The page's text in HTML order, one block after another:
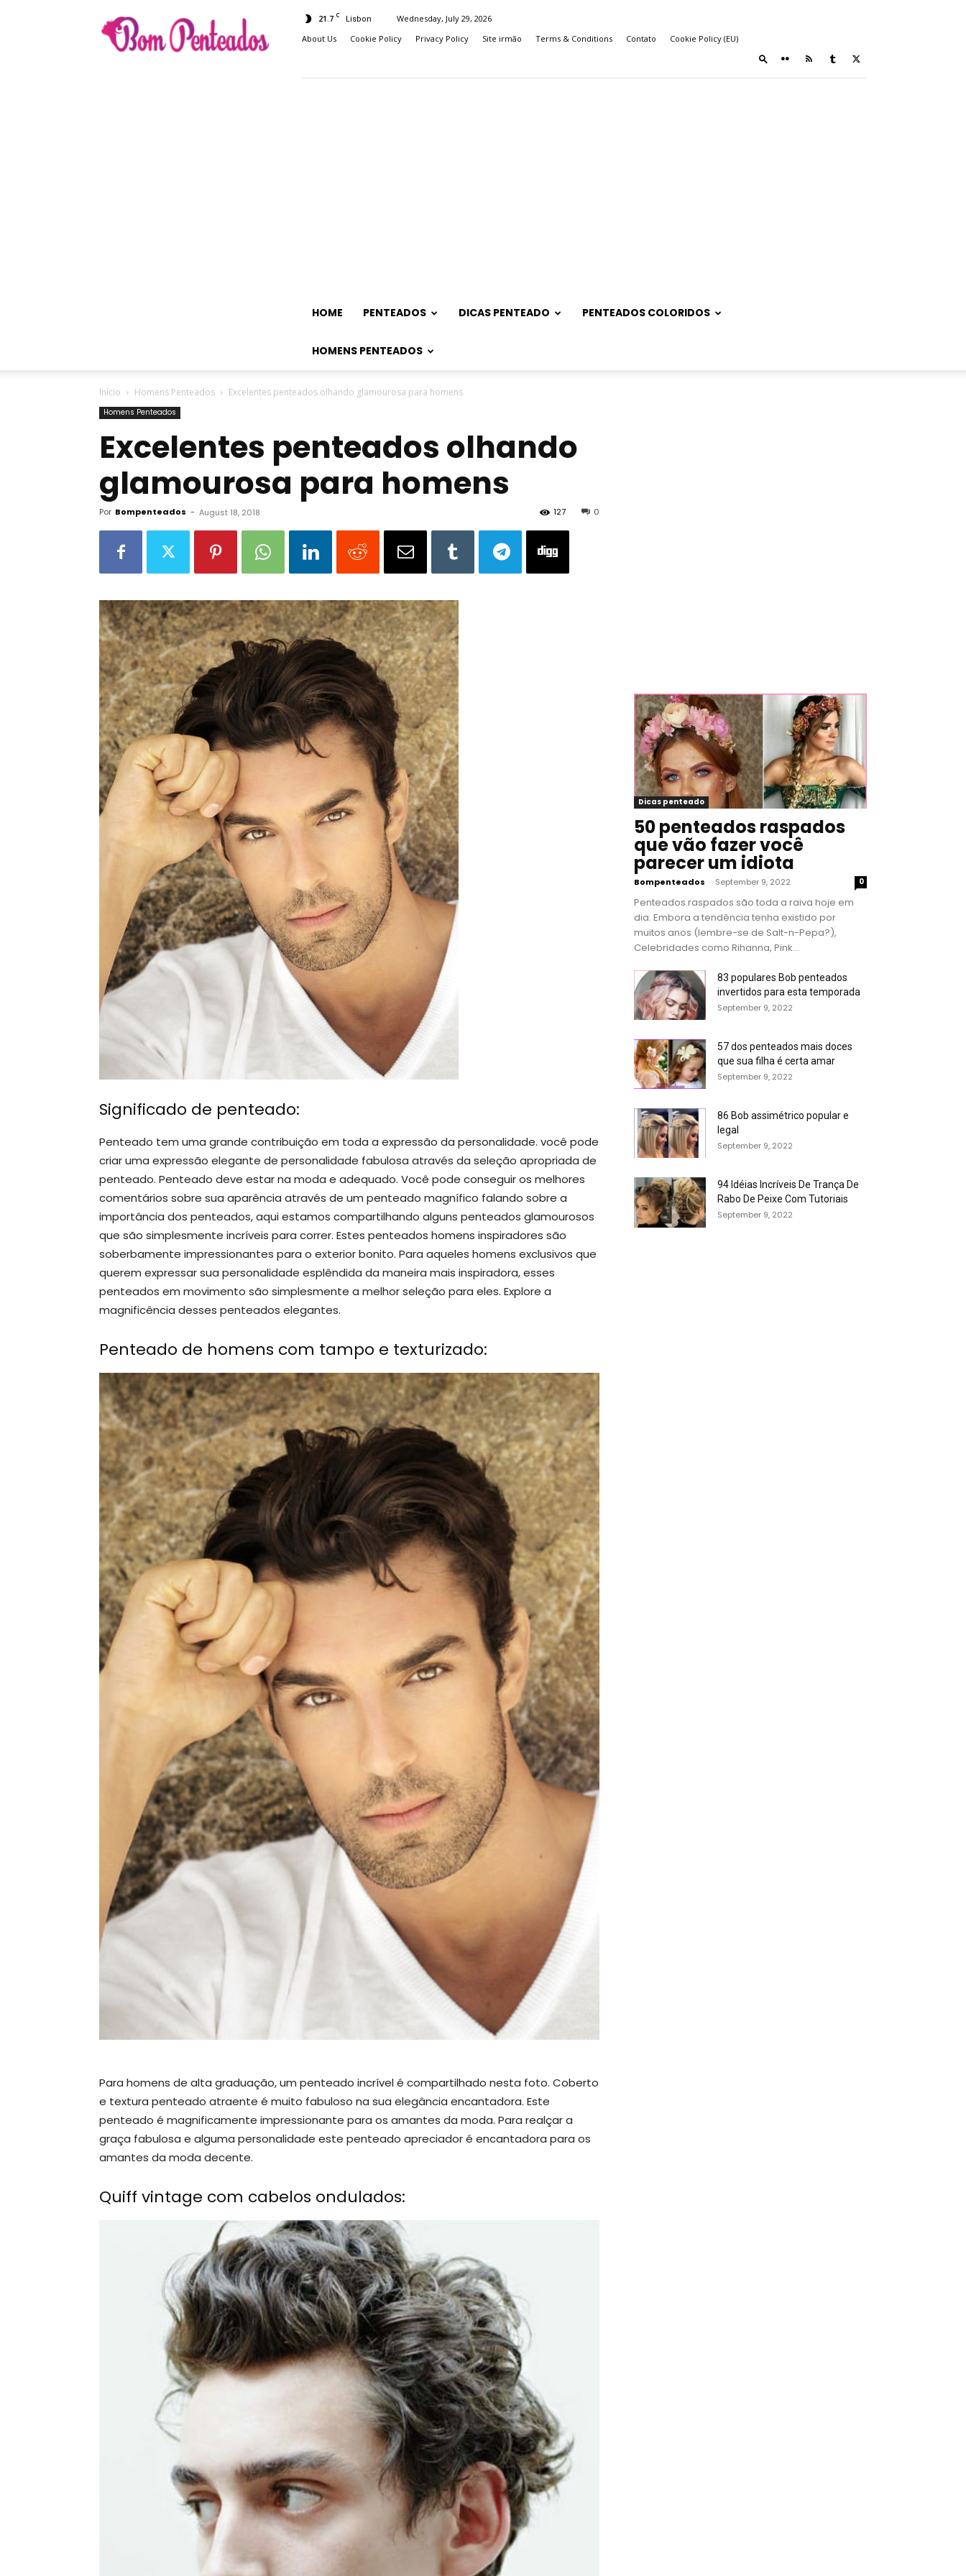
Penteados
21.7 C Lisbon
Wednesday, July 29, 2026
About Us
Cookie Policy Privacy Policy Site irmão Terms & Conditions Contato Cookie Policy (EU)
HOME PENTEADOS DICAS PENTEADO PENTEADOS COLORIDOS
HOMENS PENTEADOS
Início Homens Penteados Excelentes penteados olhando glamourosa para homens
Homens Penteados
Excelentes penteados olhando
glamourosa para homens
Por Bompenteados - August 18, 2018 0
127
Significado de penteado:
Penteado tem uma grande contribuição em toda a expressão da personalidade. você pode
criar uma expressão elegante de personalidade fabulosa através da seleção apropriada de
penteado. Penteado deve estar na moda e adequado. Você pode conseguir os melhores
comentários sobre sua aparência através de um penteado magnífico falando sobre a
importância dos penteados, aqui estamos compartilhando alguns penteados glamourosos
que são simplesmente incríveis para correr. Estes penteados homens inspiradores são
soberbamente impressionantes para o exterior bonito. Para aqueles homens exclusivos que
querem expressar sua personalidade esplêndida da maneira mais inspiradora, esses
penteados em movimento são simplesmente a melhor seleção para eles. Explore a
magnificência desses penteados elegantes.
Penteado de homens com tampo e texturizado:
Para homens de alta graduação, um penteado incrível é compartilhado nesta foto. Coberto
e textura penteado atraente é muito fabuloso na sua elegância encantadora. Este
penteado é magnificamente impressionante para os amantes da moda. Para realçar a
graça fabulosa e alguma personalidade este penteado apreciador é encantadora para os
amantes da moda decente.
Quiff vintage com cabelos ondulados:
Dicas penteado
50 penteados raspados
que vão fazer você
parecer um idiota
Bompenteados - September 9, 2022 0
Penteados raspados são toda a raiva hoje em
dia. Embora a tendência tenha existido por
muitos anos (lembre-se de Salt-n-Pepa?),
Celebridades como Rihanna, Pink...
83 populares Bob penteados
invertidos para esta temporada
September 9, 2022
57 dos penteados mais doces
que sua filha é certa amar
September 9, 2022
86 Bob assimétrico popular e
legal
September 9, 2022
94 Idéias Incríveis De Trança De
Rabo De Peixe Com Tutoriais
September 9, 2022